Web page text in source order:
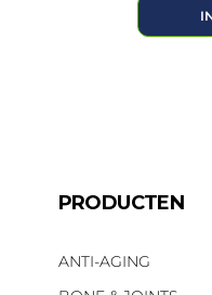
PRODUCTEN
ANTI-AGING